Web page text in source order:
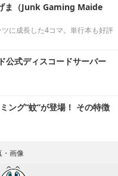
ま（Junk Gaming Maide
に成長した4コマ。単行本も好評
式ディスコードサーバー
ング“蚊”が登場！ その特徴
・画像